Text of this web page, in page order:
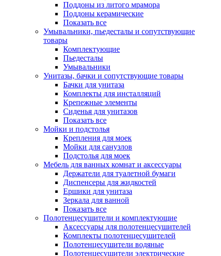
Поддоны из литого мрамора
Поддоны керамические
Показать все
Умывальники, пьедесталы и сопутствующие
товары
Комплектующие
Пьедесталы
Умывальники
Унитазы, бачки и сопутствующие товары
Бачки для унитаза
Комплекты для инсталляций
Крепежные элементы
Сиденья для унитазов
Показать все
Мойки и подстолья
Крепления для моек
Мойки для санузлов
Подстолья для моек
Мебель для ванных комнат и аксессуары
Держатели для туалетной бумаги
Диспенсеры для жидкостей
Ершики для унитаза
Зеркала для ванной
Показать все
Полотенцесушители и комплектующие
Аксессуары для полотенцесушителей
Комплекты полотенцесушителей
Полотенцесушители водяные
Полотенцесушители электрические